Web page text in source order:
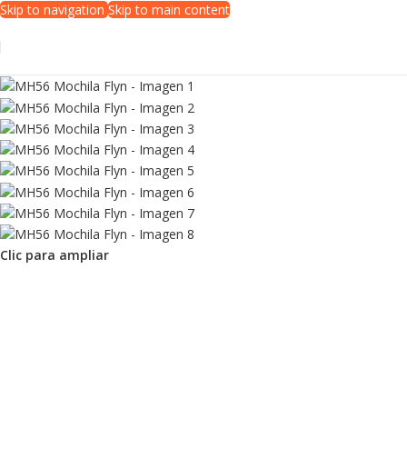
Skip to navigationSkip to main content
Clic para ampliar